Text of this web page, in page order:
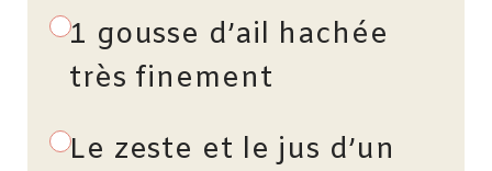
1 gousse d’ail hachée
très finement
Le zeste et le jus d’un